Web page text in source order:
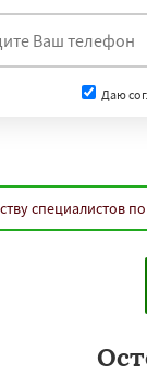
Даю
специалистов